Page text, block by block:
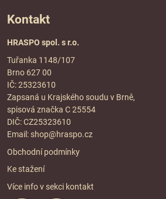
Kontakt
HRASPO spol. s r.o.
Tuřanka 1148/107
Brno 627 00
IČ: 25323610
Zapsaná u Krajského soudu v Brně,
spisová značka C 25554
DIČ: CZ25323610
Email: shop@hraspo.cz
Obchodní podmínky
Ke stažení
Více info v sekci kontakt